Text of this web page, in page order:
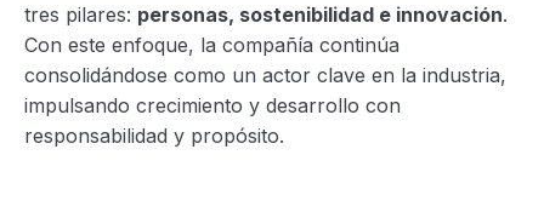
tres pilares: personas, sostenibilidad e innovación.
Con este enfoque, la compañía continúa
consolidándose como un actor clave en la industria,
impulsando crecimiento y desarrollo con
responsabilidad y propósito.